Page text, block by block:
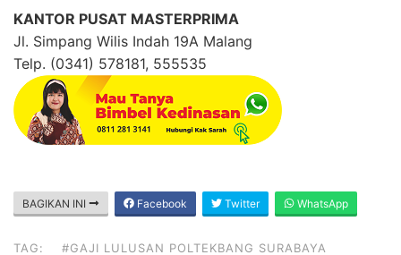
KANTOR PUSAT MASTERPRIMA
Jl. Simpang Wilis Indah 19A Malang
Telp. (0341) 578181, 555535
BAGIKAN INI Facebook Twitter WhatsApp
TAG:
#GAJI LULUSAN POLTEKBANG SURABAYA